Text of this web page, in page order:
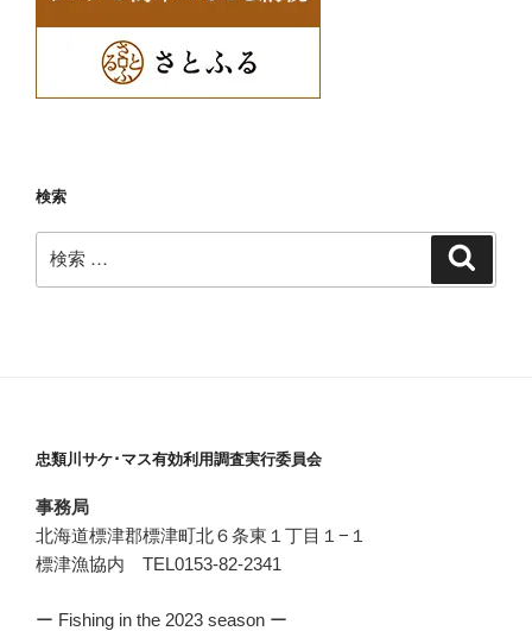
検索
索:
忠類川サケ･マス有効利用調査実行委員会
事務局
北海道標津郡標津町北６条東１丁目１−１
標津漁協内 TEL0153-82-2341
ー Fishing in the 2023 season ー